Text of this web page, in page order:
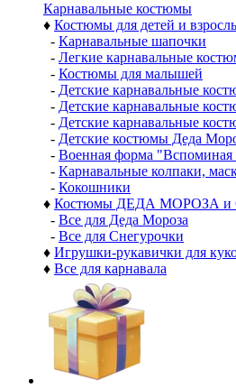
Карнавальные костюмы
♦ Костюмы для детей и
- Карнавальные шапочки
- Легкие карнавальные
- Костюмы для малышей
- Детские карнавальные
- Детские карнавальные
- Детские карнавальные
- Детские костюмы Деда
- Военная форма
- Карнавальные колпаки,
- Кокошники
♦ Костюмы ДЕДА МОРОЗА
- Все для Деда Мороза
- Все для Снегурочки
♦ Игрушки-рукавички для
♦ Все для карнавала